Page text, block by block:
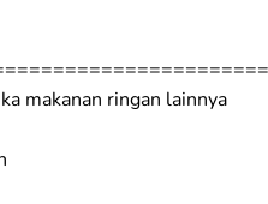
makanan ringan lainnya